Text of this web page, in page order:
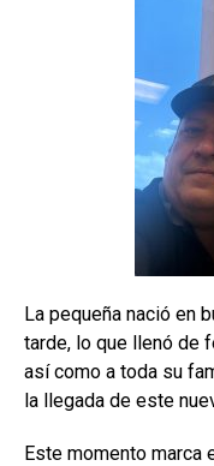
La pequeña nació en
tarde, lo que llenó de
así como a toda su
la llegada de este
Este momento marca